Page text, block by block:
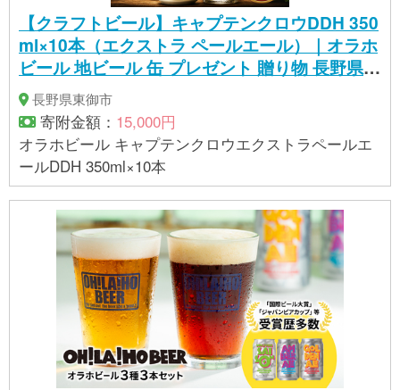
【クラフトビール】キャプテンクロウDDH 350
ml×10本（エクストラ ペールエール）｜オラホ
ビール 地ビール 缶 プレゼント 贈り物 長野県限
定販売！
長野県東御市
寄附金額： 15,000円
オラホビール キャプテンクロウエクストラペールエ
ールDDH 350ml×10本